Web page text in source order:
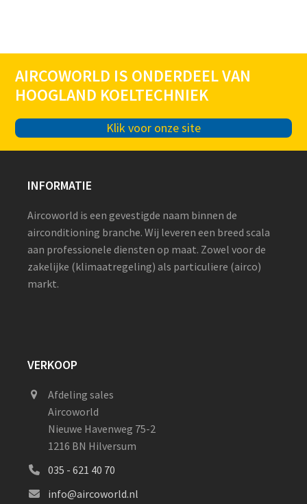
AIRCOWORLD IS ONDERDEEL VAN
HOOGLAND KOELTECHNIEK
Klik voor onze site
INFORMATIE
Aircoworld is een gevestigde naam binnen de
airconditioning branche. Wij leveren een breed scala
aan professionele diensten op maat. Zowel voor de
zakelijke (klimaatregeling) als particuliere (airco)
markt.
VERKOOP
Afdeling sales
Aircoworld
Nieuwe Havenweg 75-2
1216 BN Hilversum
035 - 621 40 70
info@aircoworld.nl